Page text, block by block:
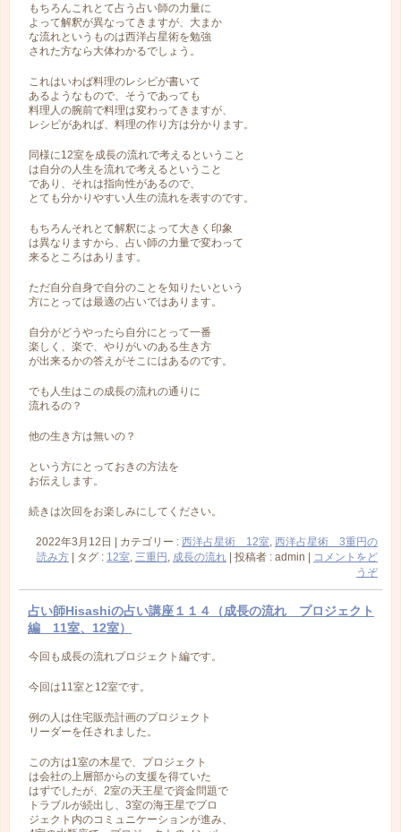
もちろんこれとて占う占い師の力量に
よって解釈が異なってきますが、大まか
な流れというものは西洋占星術を勉強
された方なら大体わかるでしょう。
これはいわば料理のレシピが書いて
あるようなもので、そうであっても
料理人の腕前で料理は変わってきますが、
レシピがあれば、料理の作り方は分かります。
同様に12室を成長の流れで考えるということ
は自分の人生を流れで考えるということ
であり、それは指向性があるので、
とても分かりやすい人生の流れを表すのです。
もちろんそれとて解釈によって大きく印象
は異なりますから、占い師の力量で変わって
来るところはあります。
ただ自分自身で自分のことを知りたいという
方にとっては最適の占いではあります。
自分がどうやったら自分にとって一番
楽しく、楽で、やりがいのある生き方
が出来るかの答えがそこにはあるのです。
でも人生はこの成長の流れの通りに
流れるの？
他の生き方は無いの？
という方にとっておきの方法を
お伝えします。
続きは次回をお楽しみにしてください。
2022年3月12日 カテゴリー : 西洋占星術 12室, 西洋占星術 3重円の
読み方
タグ : 12室, 三重円 , 成長の流れ 投稿者 : admin
コメントをど
うぞ
占い師Hisashiの占い講座１１４（成長の流れ プロジェクト
編 11室、12室）
今回も成長の流れプロジェクト編です。
今回は11室と12室です。
例の人は住宅販売計画のプロジェクト
リーダーを任されました。
この方は1室の木星で、プロジェクト
は会社の上層部からの支援を得ていた
はずでしたが、2室の天王星で資金問題で
トラブルが続出し、3室の海王星でプロ
ジェクト内のコミュニケーションが進み、